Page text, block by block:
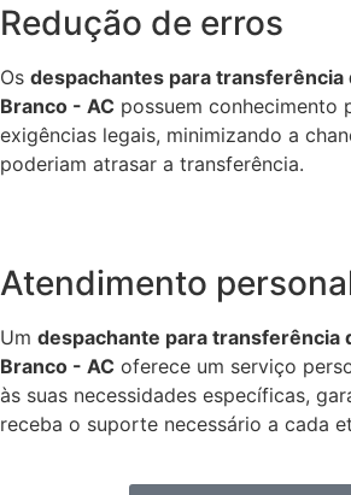
Redução de erros
Os despachantes para transferência
Branco - AC possuem conhecimento
exigências legais, minimizando a
poderiam atrasar a transferência.
Atendimento
Um despachante para transferência
Branco - AC oferece um serviço
às suas necessidades específicas,
receba o suporte necessário a cada